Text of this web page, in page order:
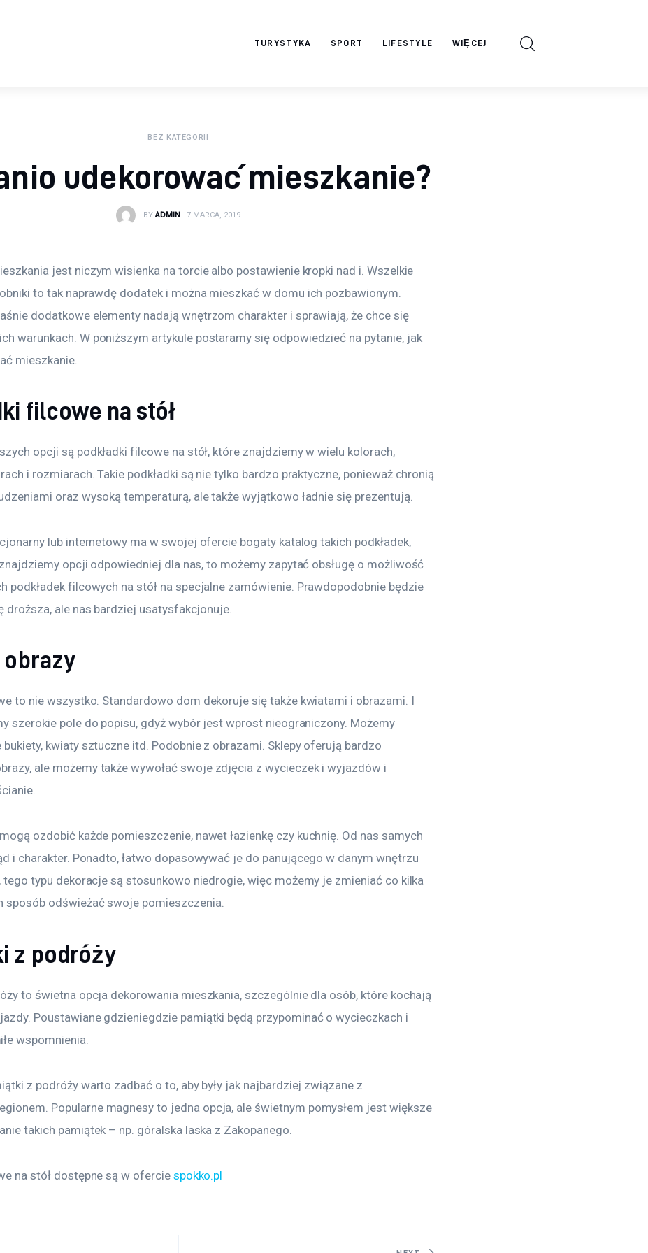
TURYSTYKA SPORT LIFESTYLE WIĘCEJ
BEZ KATEGORII
udekorować mieszkanie?
BY ADMIN 7 MARCA, 2019
jest niczym wisienka na torcie albo postawienie kropki nad i. Wszelkie
to tak naprawdę dodatek i można mieszkać w domu ich pozbawionym.
dodatkowe elementy nadają wnętrzom charakter i sprawiają, że chce się
warunkach. W poniższym artykule postaramy się odpowiedzieć na pytanie, jak
mieszkanie.
filcowe na stół
opcji są podkładki filcowe na stół, które znajdziemy w wielu kolorach,
i rozmiarach. Takie podkładki są nie tylko bardzo praktyczne, ponieważ chronią
oraz wysoką temperaturą, ale także wyjątkowo ładnie się prezentują.
lub internetowy ma w swojej ofercie bogaty katalog takich podkładek,
opcji odpowiedniej dla nas, to możemy zapytać obsługę o możliwość
podkładek filcowych na stół na specjalne zamówienie. Prawdopodobnie będzie
droższa, ale nas bardziej usatysfakcjonuje.
to nie wszystko. Standardowo dom dekoruje się także kwiatami i obrazami. I
szerokie pole do popisu, gdyż wybór jest wprost nieograniczony. Możemy
kwiaty sztuczne itd. Podobnie z obrazami. Sklepy oferują bardzo
ale możemy także wywołać swoje zdjęcia z wycieczek i wyjazdów i
ozdobić każde pomieszczenie, nawet łazienkę czy kuchnię. Od nas samych
i charakter. Ponadto, łatwo dopasowywać je do panującego w danym wnętrzu
tego typu dekoracje są stosunkowo niedrogie, więc możemy je zmieniać co kilka
sposób odświeżać swoje pomieszczenia.
z podróży
to świetna opcja dekorowania mieszkania, szczególnie dla osób, które kochają
Poustawiane gdzieniegdzie pamiątki będą przypominać o wycieczkach i
wspomnienia.
z podróży warto zadbać o to, aby były jak najbardziej związane z
Popularne magnesy to jedna opcja, ale świetnym pomysłem jest większe
takich pamiątek – np. góralska laska z Zakopanego.
na stół dostępne są w ofercie spokko.pl